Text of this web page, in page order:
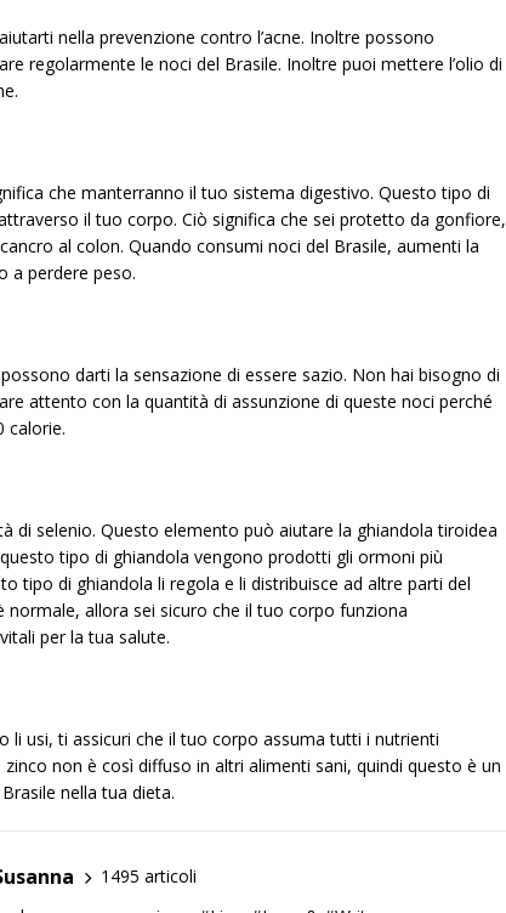
nella prevenzione contro l’acne. Inoltre possono
regolarmente le noci del Brasile. Inoltre puoi mettere l’olio di
che manterranno il tuo sistema digestivo. Questo tipo di
il tuo corpo. Ciò significa che sei protetto da gonfiore,
al colon. Quando consumi noci del Brasile, aumenti la
a perdere peso.
darti la sensazione di essere sazio. Non hai bisogno di
attento con la quantità di assunzione di queste noci perché
calorie.
di selenio. Questo elemento può aiutare la ghiandola tiroidea
tipo di ghiandola vengono prodotti gli ormoni più
tipo di ghiandola li regola e li distribuisce ad altre parti del
allora sei sicuro che il tuo corpo funziona
per la tua salute.
li usi, ti assicuri che il tuo corpo assuma tutti i nutrienti
non è così diffuso in altri alimenti sani, quindi questo è un
nella tua dieta.
1495 articoli